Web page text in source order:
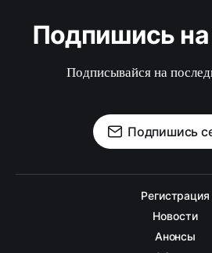
Подпишись на
Подписывайся на
Подпишись
Регистрация
Новости
Анонсы